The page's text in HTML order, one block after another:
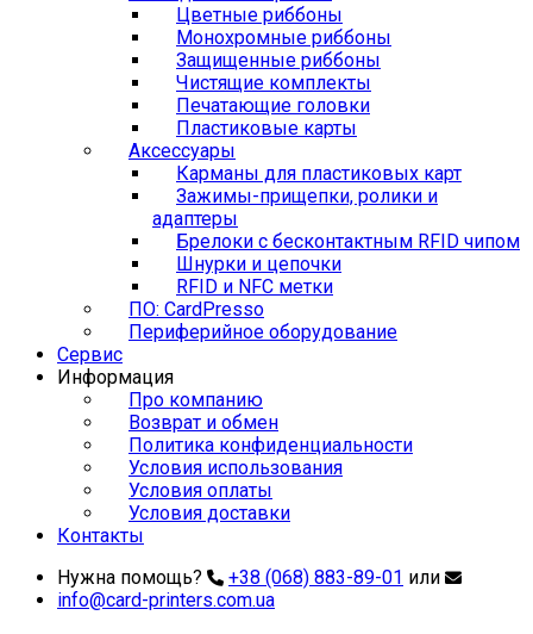
Цветные риббоны
Монохромные риббоны
Защищенные риббоны
Чистящие комплекты
Печатающие головки
Пластиковые карты
Аксессуары
Карманы для пластиковых карт
Зажимы-прищепки, ролики и
адаптеры
Брелоки с бесконтактным RFID чипом
Шнурки и цепочки
RFID и NFC метки
ПО: CardPresso
Периферийное оборудование
Сервис
Информация
Про компанию
Возврат и обмен
Политика конфиденциальности
Условия использования
Условия оплаты
Условия доставки
Контакты
Нужна помощь?
+38 (068) 883-89-01 или
info@card-printers.com.ua